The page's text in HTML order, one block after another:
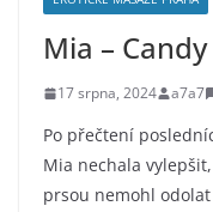
Mia –
17 srpna, 2024 a7a7
Po přečtení
Mia nechala
prsou nemohl